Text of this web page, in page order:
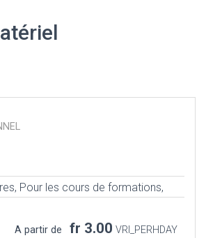
Pour les cours de formations,
A partir de fr 3.00 VRI_PERHDAY